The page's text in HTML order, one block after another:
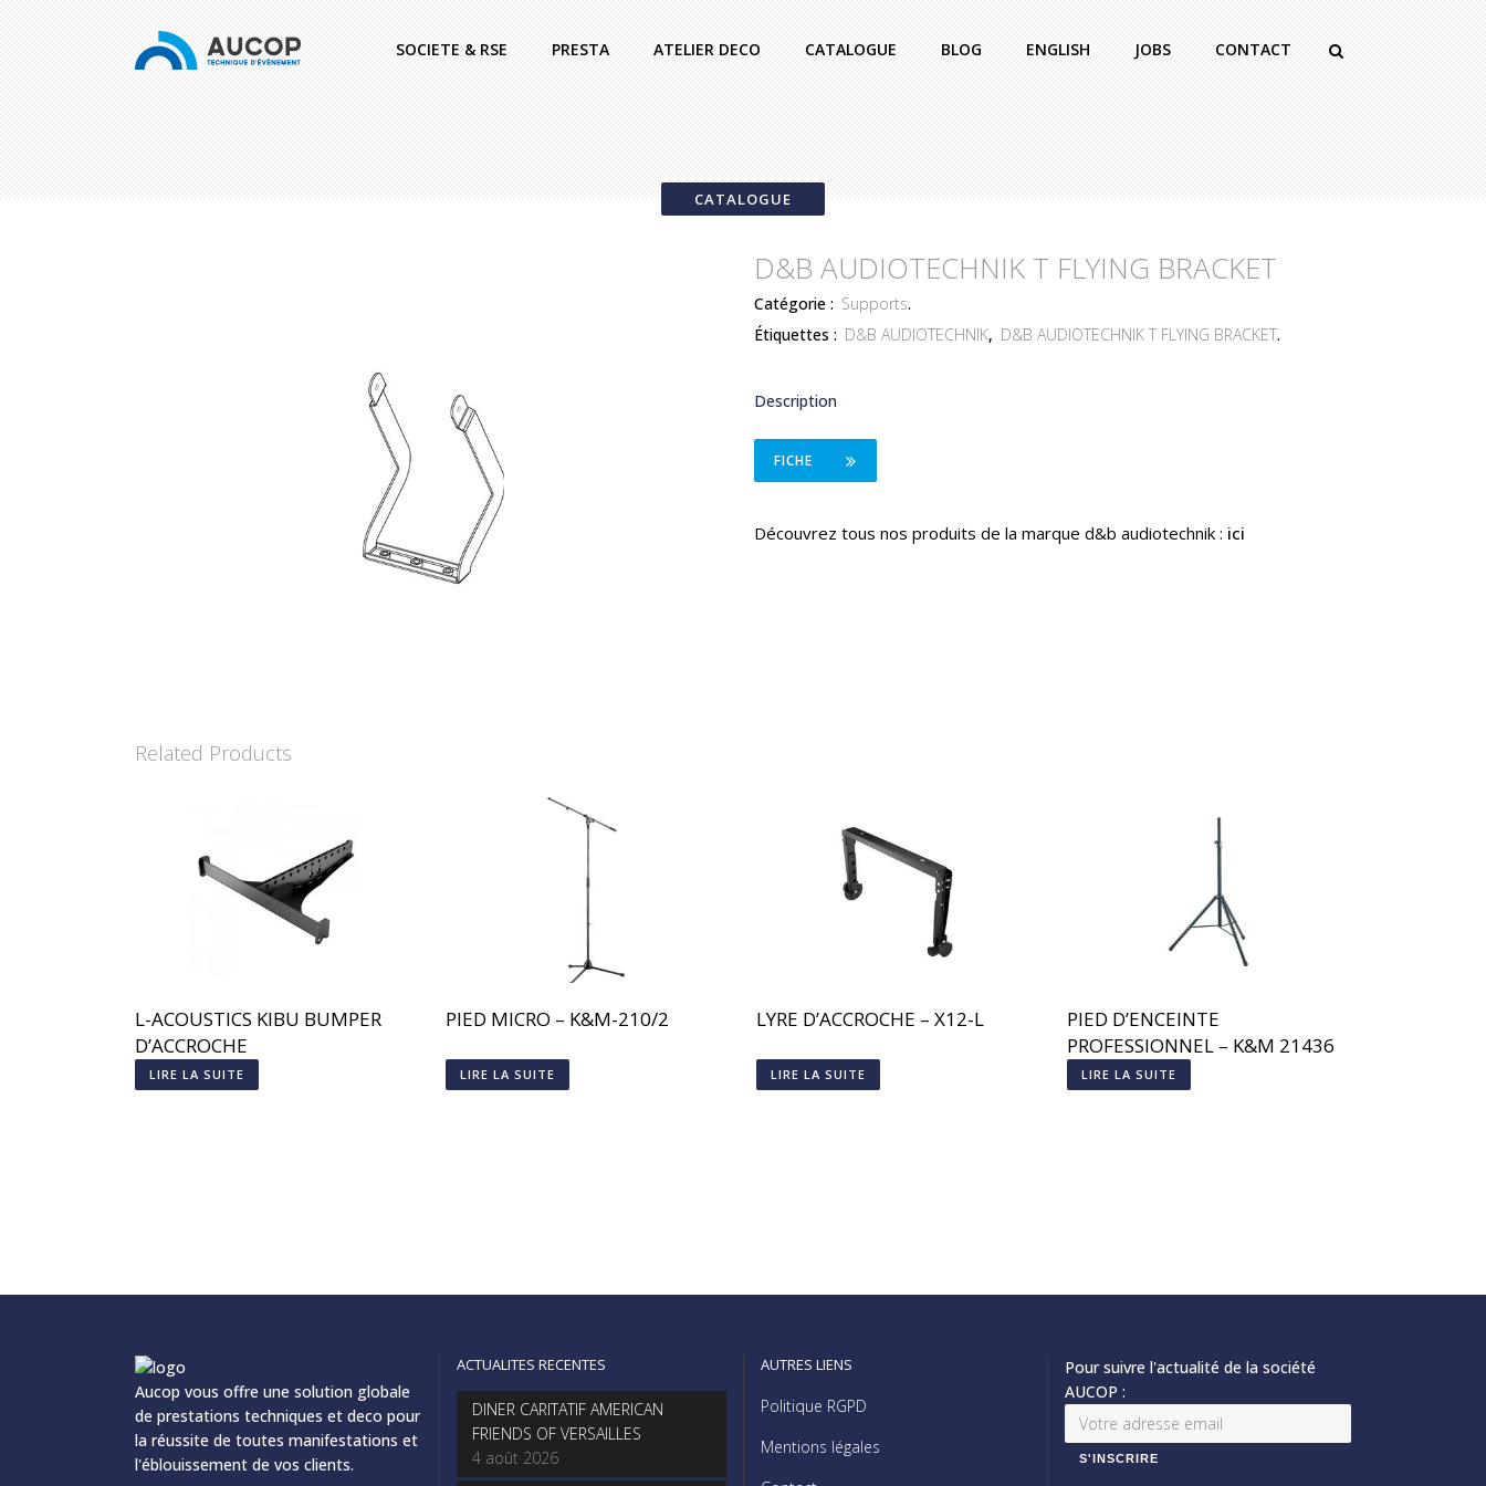
SOCIETE & RSE PRESTA ATELIER DECO CATALOGUE BLOG ENGLISH JOBS CONTACT
CATALOGUE
D&B AUDIOTECHNIK T FLYING BRACKET
Catégorie : Supports.
Étiquettes : D&B AUDIOTECHNIK, D&B AUDIOTECHNIK T FLYING BRACKET.
Description
FICHE
Découvrez tous nos produits de la marque d&b audiotechnik : ici
Related Products
L-ACOUSTICS KIBU BUMPER
D’ACCROCHE
LIRE LA SUITE
PIED MICRO – K&M-210/2
LIRE LA SUITE
LYRE D’ACCROCHE – X12-L
LIRE LA SUITE
PIED D’ENCEINTE
PROFESSIONNEL – K&M 21436
LIRE LA SUITE
Aucop vous offre une solution globale
de prestations techniques et deco pour
la réussite de toutes manifestations et
l'éblouissement de vos clients.
ACTUALITES RECENTES
DINER CARITATIF AMERICAN
FRIENDS OF VERSAILLES
4 août 2026
AUTRES LIENS
Politique RGPD
Mentions légales
Pour suivre l'actualité de la société
AUCOP :